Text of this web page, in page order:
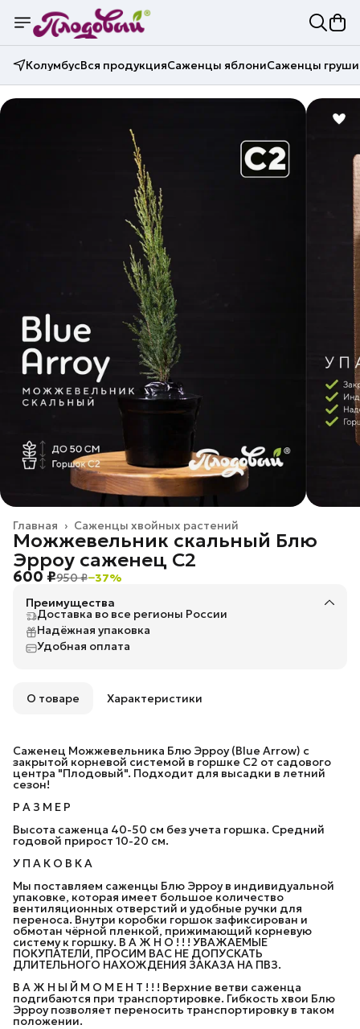
КолумбусВся продукцияСаженцы яблониСаженцы груши
Саженцы хвойных растений
Главная ›
Можжевельник скальный Блю
Эрроу саженец C2
600 ₽950 ₽−37%
Преимущества
Доставка во все регионы России
Надёжная упаковка
Удобная оплата
О товаре Характеристики
Саженец Можжевельника Блю Эрроу (Blue Arrow) с
закрытой корневой системой в горшке С2 от садового
центра "Плодовый". Подходит для высадки в летний
сезон!
Р А З М Е Р
Высота саженца 40-50 см без учета горшка. Средний
годовой прирост 10-20 см.
У П А К О В К А
Мы поставляем саженцы Блю Эрроу в индивидуальной
упаковке, которая имеет большое количество
вентиляционных отверстий и удобные ручки для
переноса. Внутри коробки горшок зафиксирован и
обмотан чёрной пленкой, прижимающий корневую
систему к горшку. В А Ж Н О ! ! ! УВАЖАЕМЫЕ
ПОКУПАТЕЛИ, ПРОСИМ ВАС НЕ ДОПУСКАТЬ
ДЛИТЕЛЬНОГО НАХОЖДЕНИЯ ЗАКАЗА НА ПВЗ.
В А Ж Н Ы Й М О М Е Н Т ! ! ! Верхние ветви саженца
подгибаются при транспортировке. Гибкость хвои Блю
Эрроу позволяет переносить транспортировку в таком
положении.